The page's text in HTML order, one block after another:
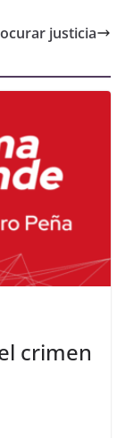
justicia
crimen